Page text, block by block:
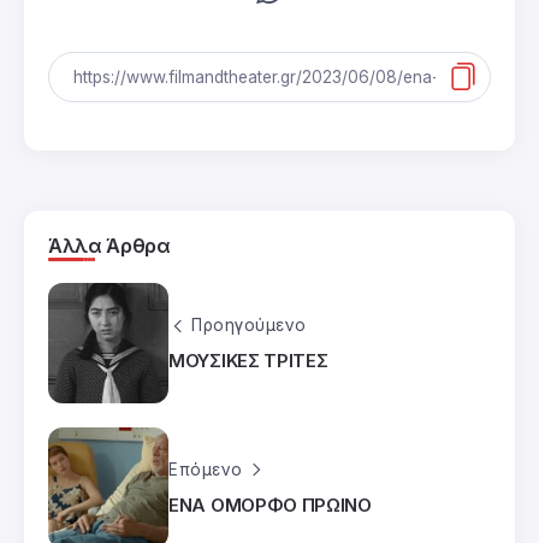
Άλλα Άρθρα
Προηγούμενο
ΜΟΥΣΙΚΕΣ ΤΡΙΤΕΣ
Επόμενο
ΕΝΑ ΟΜΟΡΦΟ ΠΡΩΙΝΟ